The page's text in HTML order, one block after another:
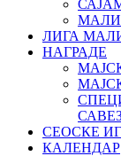
МАЛИ
ЛИГА
НАГРАДЕ
СЕОСКЕ
КАЛЕНДАР